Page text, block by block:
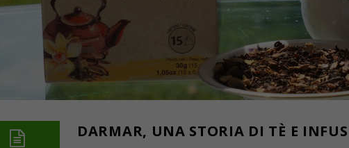
DARMAR, UNA STORIA DI TÈ E